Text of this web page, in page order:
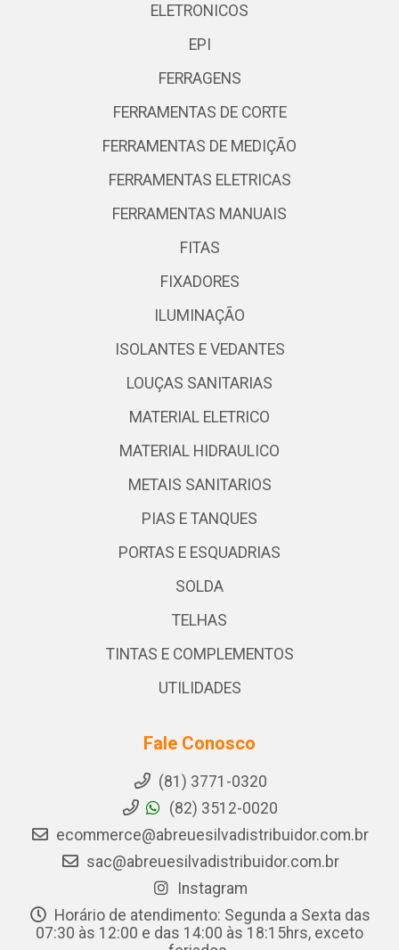
ELETRONICOS
EPI
FERRAGENS
FERRAMENTAS DE CORTE
FERRAMENTAS DE MEDIÇÃO
FERRAMENTAS ELETRICAS
FERRAMENTAS MANUAIS
FITAS
FIXADORES
ILUMINAÇÃO
ISOLANTES E VEDANTES
LOUÇAS SANITARIAS
MATERIAL ELETRICO
MATERIAL HIDRAULICO
METAIS SANITARIOS
PIAS E TANQUES
PORTAS E ESQUADRIAS
SOLDA
TELHAS
TINTAS E COMPLEMENTOS
UTILIDADES
Fale Conosco
(81) 3771-0320
(82) 3512-0020
ecommerce@abreuesilvadistribuidor.com.br
sac@abreuesilvadistribuidor.com.br
Instagram
Horário de atendimento: Segunda a Sexta das
07:30 às 12:00 e das 14:00 às 18:15hrs, exceto